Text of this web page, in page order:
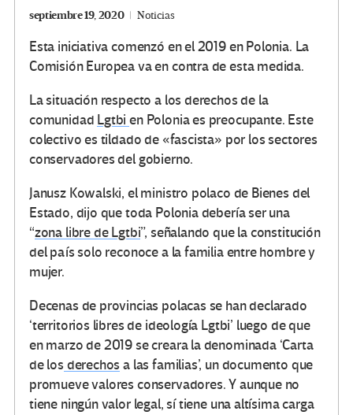
septiembre 19, 2020 Noticias
Esta iniciativa comenzó en el 2019 en Polonia. La
Comisión Europea va en contra de esta medida.
La situación respecto a los derechos de la
comunidad Lgtbien Polonia es preocupante. Este
colectivo es tildado de «fascista» por los sectores
conservadores del gobierno.
Janusz Kowalski, el ministro polaco de Bienes del
Estado, dijo que toda Polonia debería ser una
“zona libre de Lgtbi”, señalando que la constitución
del país solo reconoce a la familia entre hombre y
mujer.
Decenas de provincias polacas se han declarado
‘territorios libres de ideología Lgtbi’ luego de que
en marzo de 2019 se creara la denominada ‘Carta
de los derechos a las familias’, un documento que
promueve valores conservadores. Y aunque no
tiene ningún valor legal, sí tiene una altísima carga